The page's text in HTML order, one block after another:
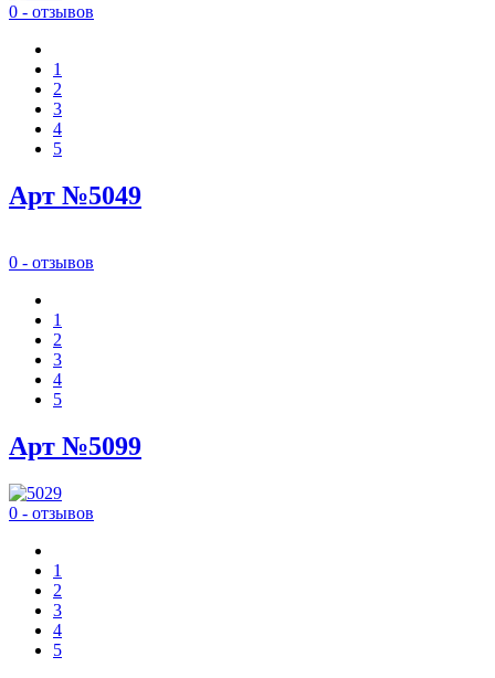
0 - отзывов
1
2
3
4
5
Арт №5049
0 - отзывов
1
2
3
4
5
Арт №5099
0 - отзывов
1
2
3
4
5